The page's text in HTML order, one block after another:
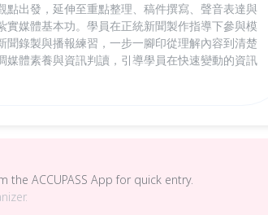
出發，延伸至重點整理、稿件撰寫、聲音表達與
媒體基本功。學員在正統新聞製作指導下參與模
錄製與播報練習，一步一腳印從理解內容到清楚
體素養與資訊判讀，引導學員在快速變動的資訊
ACCUPASS App for quick entry.